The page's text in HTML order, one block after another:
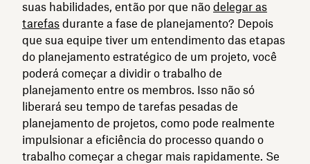
suas habilidades⁠, então por que não delegar as
tarefas durante a fase de planejamento? Depois
que sua equipe tiver um entendimento das etapas
do planejamento estratégico de um projeto, você
poderá começar a dividir o trabalho de
planejamento entre os membros. Isso não só
liberará seu tempo de tarefas pesadas de
planejamento de projetos, como pode realmente
impulsionar a eficiência do processo quando o
trabalho começar a chegar mais rapidamente. Se